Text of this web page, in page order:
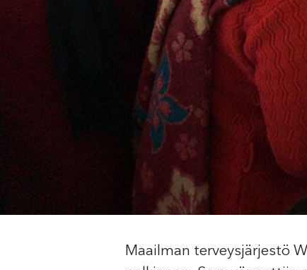
Maailman terveysjärjestö